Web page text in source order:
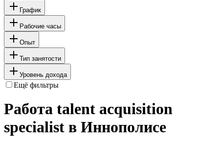
График
Рабочие часы
Опыт
Тип занятости
Уровень дохода
Ещё фильтры
Работа talent acquisition
specialist в Иннополисе